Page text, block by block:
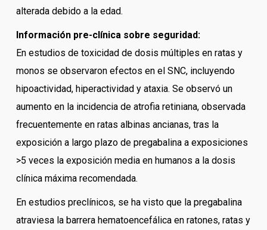
alterada debido a la edad.
Información pre-clínica sobre seguridad:
En estudios de toxicidad de dosis múltiples en ratas y
monos se observaron efectos en el SNC, incluyendo
hipoactividad, hiperactividad y ataxia. Se observó un
aumento en la incidencia de atrofia retiniana, observada
frecuentemente en ratas albinas ancianas, tras la
exposición a largo plazo de pregabalina a exposiciones
>5 veces la exposición media en humanos a la dosis
clínica máxima recomendada.
En estudios preclínicos, se ha visto que la pregabalina
atraviesa la barrera hematoencefálica en ratones, ratas y